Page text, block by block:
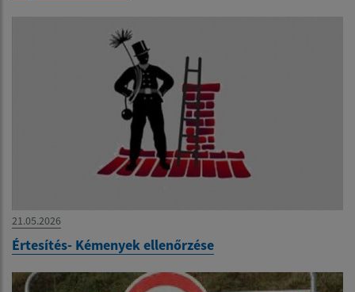
21.05.2026
Értesítés- Kémenyek ellenőrzése